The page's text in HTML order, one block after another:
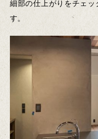
細部の仕上がりをチェ
す。